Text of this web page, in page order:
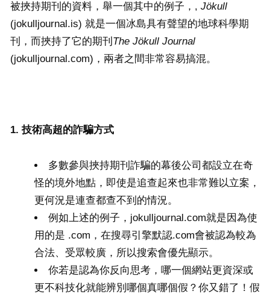
被挾持期刊的資料，舉一個其中的例子，, Jökull
(jokulljournal.is) 就是一個冰島具有聲望的地球科學期
刊，而挾持了它的期刊 The Jökull Journal
(jokulljournal.com)，兩者之間非常容易搞混。
1. 技術高超的詐騙方式
多數參與挾持期刊詐騙的幕後公司都設立在奇
怪的境外地點，即使是追查起來也非常難以立案，
更何況是連查都查不到的情況。
例如上述的例子，jokulljournal.com就是因為使
用的是 .com，在搜尋引擎默認.com會被認為較為
合法、受眾較廣，所以搜索會優先顯示。
你若是認為你反向思考，哪一個網站更資深或
更不科技化就能辨別哪個真哪個假？你又錯了！假